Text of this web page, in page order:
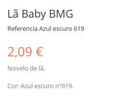
Lã Baby BMG
ReferenciaAzul escuro 619
2,09 €
Novelo de lã.
Cor: Azul escuro nº619.